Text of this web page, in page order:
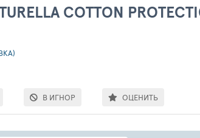
COTTON
В ИГНОР ОЦЕНИТЬ